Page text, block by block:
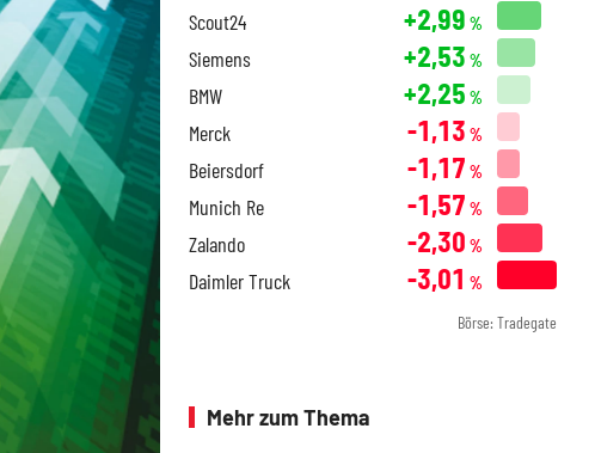
Scout24 +2,99 %
Siemens +2,53 %
BMW +2,25 %
Merck -1,13 %
Beiersdorf -1,17 %
Munich Re -1,57 %
Zalando -2,30 %
Daimler Truck -3,01 %
Börse: Tradegate
Mehr zum Thema